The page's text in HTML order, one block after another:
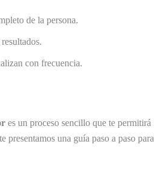
de la persona.
con frecuencia.
es un proceso sencillo que te permitirá
una guía paso a paso para